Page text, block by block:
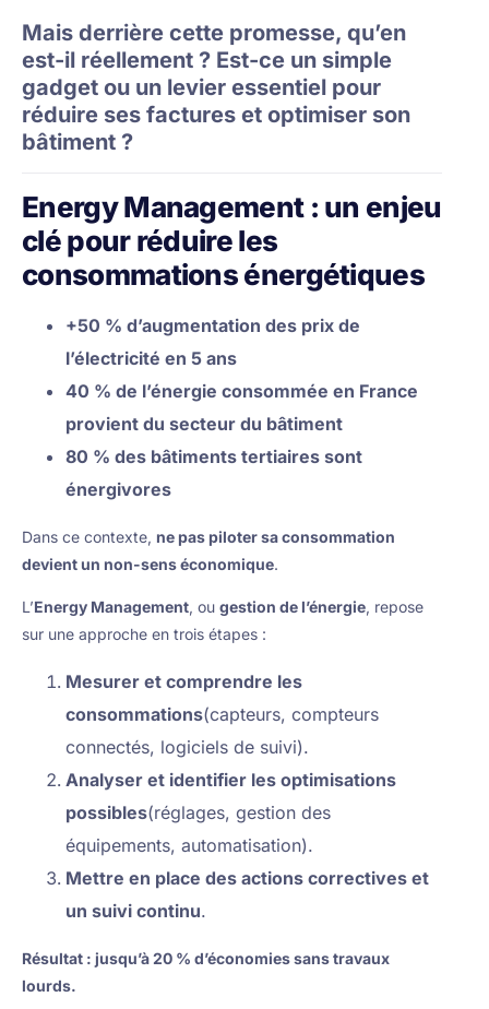
Mais derrière cette promesse, qu’en
est-il réellement ? Est-ce un simple
gadget ou un levier essentiel pour
réduire ses factures et optimiser son
bâtiment ?
Energy Management : un enjeu
clé pour réduire les
consommations énergétiques
+50 % d’augmentation des prix de
l’électricité en 5 ans
40 % de l’énergie consommée en France
provient du secteur du bâtiment
80 % des bâtiments tertiaires sont
énergivores
Dans ce contexte, ne pas piloter sa consommation
devient un non-sens économique.
L’Energy Management, ougestion de l’énergie, repose
sur une approche en trois étapes :
Mesurer et comprendre les
consommations(capteurs, compteurs
connectés, logiciels de suivi).
Analyser et identifier les optimisations
possibles(réglages, gestion des
équipements, automatisation).
Mettre en place des actions correctives et
un suivi continu.
Résultat : jusqu’à 20 % d’économies sans travaux
lourds.